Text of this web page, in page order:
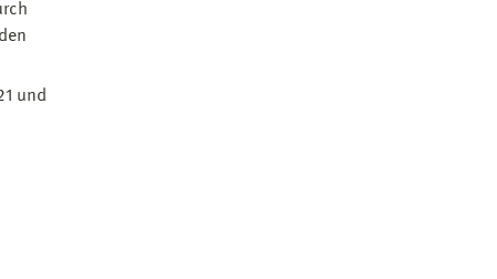
und